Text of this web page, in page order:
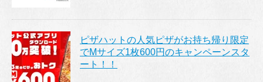
ピザハットの人気ピザがお持ち帰り限定
でMサイズ1枚600円のキャンペーンスタ
ート！！